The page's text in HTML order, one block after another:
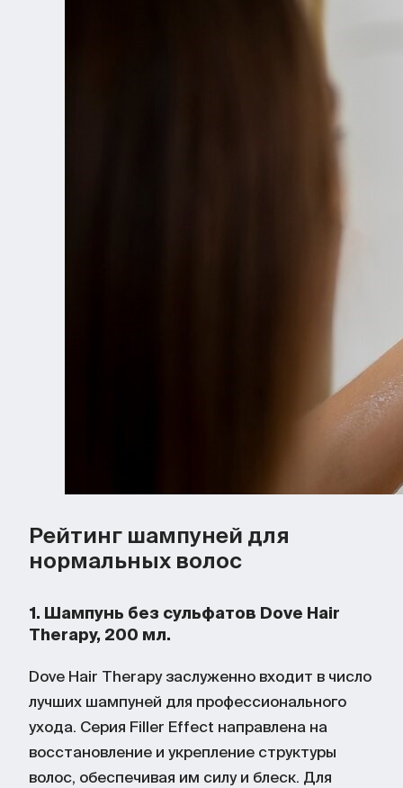
Рейтинг шампуней для
нормальных волос
1. Шампунь без сульфатов Dove Hair
Therapy, 200 мл.
Dove Hair Therapy заслуженно входит в число
лучших шампуней для профессионального
ухода. Серия Filler Effect направлена на
восстановление и укрепление структуры
волос, обеспечивая им силу и блеск. Для